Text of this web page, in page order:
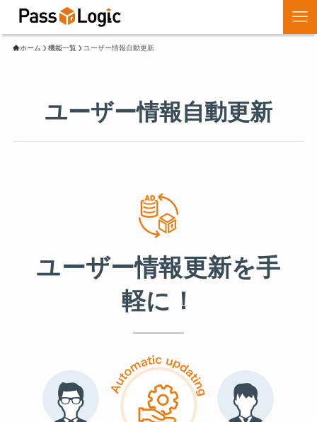
ホーム 機能一覧 ユーザー情報自動更新
ユーザー情報自動更新
ユーザー情報更新を手
軽に！